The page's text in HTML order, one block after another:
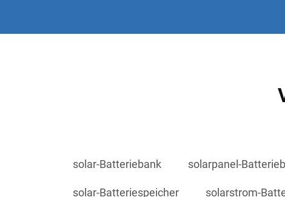
solar-Batteriebank solarpanel-
solar-Batteriespeicher solarstrom-